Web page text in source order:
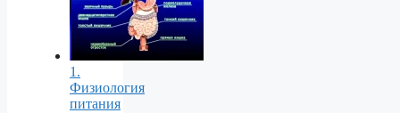
1.
Физиология
питания